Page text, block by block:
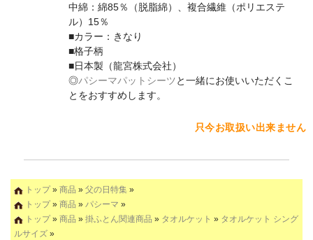
中綿：綿85％（脱脂綿）、複合繊維（ポリエステ
ル）15％
■カラー：きなり
■格子柄
■日本製（龍宮株式会社）
◎パシーマパットシーツと一緒にお使いいただくこ
とをおすすめします。
只今お取扱い出来ません
トップ» 商品 » 父の日特集 »
トップ» 商品 » パシーマ »
トップ» 商品 » 掛ふとん関連商品 » タオルケット » タオルケット シング
ルサイズ »